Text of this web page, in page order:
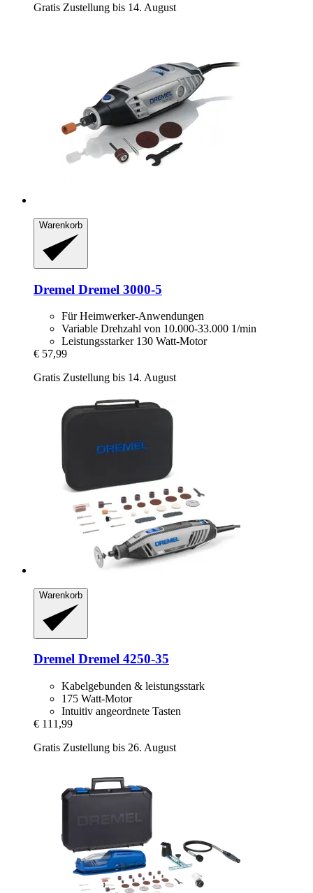
Gratis Zustellung bis 14. August
Warenkorb
Dremel Dremel 3000-​5
Für Heimwerker-Anwendungen
Variable Drehzahl von 10.000-33.000 1/min
Leistungsstarker 130 Watt-Motor
€ 57,99
Gratis Zustellung bis 14. August
Warenkorb
Dremel Dremel 4250-​35
Kabelgebunden & leistungsstark
175 Watt-Motor
Intuitiv angeordnete Tasten
€ 111,99
Gratis Zustellung bis 26. August